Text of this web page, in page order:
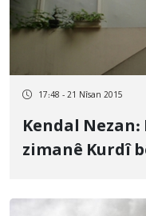
17:48 - 21 Nîsan 2015
Kendal
zimanê Kurdî